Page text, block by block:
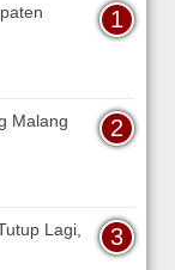
Malang
Lagi,